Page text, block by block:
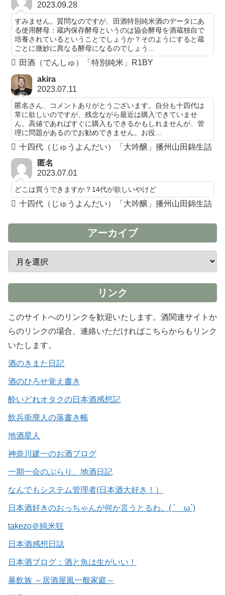
2023.09.28
すみません。質問なのですが、田酒特別純米酒のデータにあ
る使用酵母：蔵内保存酵母というのは協会酵母を酒蔵独自で
培養されているということでしょうか？そのようにすると蔵
ごとに微妙に異なる酵母になるのでしょう...
田酒（でんしゅ）「特別純米」R1BY
akira
2023.07.11
匿名さん、コメントありがとうございます。自分も十四代は
常に欲しいのですが、残念ながら最近は購入できていませ
ん。高値であればすぐに購入もできるかもしれませんが、管
理に問題があるのでお勧めできません。お役...
十四代（じゅうよんだい）「大吟醸」播州山田錦生詰
匿名
2023.07.01
どこは買うできますか？14代が欲しいやけど
十四代（じゅうよんだい）「大吟醸」播州山田錦生詰
アーカイブ
リンク
このサイトへのリンクを歓迎いたします。酒関連サイトか
らのリンクの場合、連絡いただければこちらからもリンク
いたします。
酒のきまた日記
酒のひろせ覚え書き
酔いどれオタクの日本酒感想記
飲兵衛廃人の落書き帳
地酒星人
神奈川建一のお酒ブログ
一期一会のぶらり、地酒日記
なんでもシステム管理者(日本酒大好き！）
日本酒好きのおっちゃんが何か言うとるわ。( ´ ω`)
takezo＠純米狂
日本酒感想日誌
日本酒ブログ：酒と魚は生がいい！
暴飲族 ～居酒屋風一般家庭～